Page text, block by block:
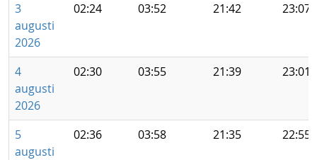
3
augusti
2026
02:24 03:52 21:42 23:07
4
augusti
2026
02:30 03:55 21:39 23:01
5
augusti
02:36 03:58 21:35 22:55